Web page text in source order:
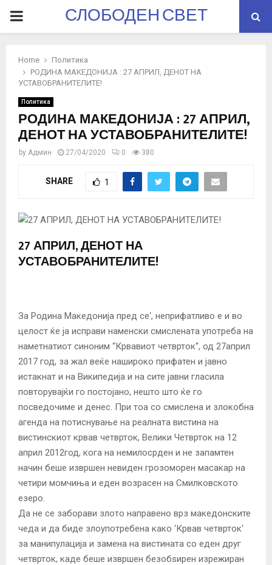
PRIMARYСЛОБОДЕН СВЕТ
Home
Политика
РОДИНА МАКЕДОНИЈА : 27 АПРИЛ, ДЕНОТ НА
УСТАВОБРАНИТЕЛИТЕ!
Политика
РОДИНА МАКЕДОНИЈА : 27 АПРИЛ,
ДЕНОТ НА УСТАВОБРАНИТЕЛИТЕ!
by Админ 27/04/2020 0 380
SHARE 1
27 АПРИЛ, ДЕНОТ НА
УСТАВОБРАНИТЕЛИТЕ!
За Родина Македонија пред се‘, неприфатливо е и во
целост ќе ја исправи наменски смислената употреба на
наметнатиот синоним ‘‘Крвавиот четврток‘‘, од 27април
2017 год, за жал веќе нашироко прифатен и јавно
истакнат и на Википедија и на сите јавни гласила
повторувајќи го постојано, нешто што ќе го
посведочиме и денес. При тоа со смислена и злокобна
агенда на потиснување на реалната вистина на
вистинскиот крвав четврток, Велики Четврток на 12
април 2012год, кога на немилосрден и не запамтен
начин беше извршен невиден грозоморен масакар на
четири момчиња и еден возрасен на Смилковското
езеро.
Да не се заборави злото направено врз македонските
чеда и да биде злоупотребена како ‘Крвав четврток‘
за манипулација и замена на вистината со еден друг
четврток, каде беше извршен безобѕирен изрежиран